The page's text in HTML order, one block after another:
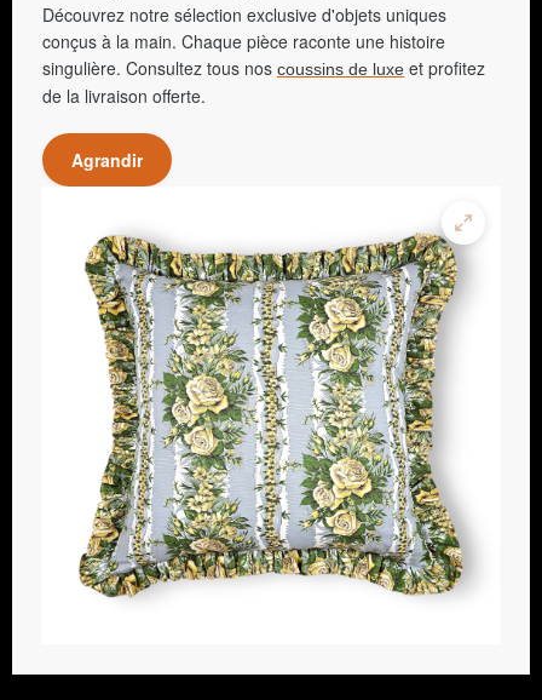
Découvrez notre sélection exclusive d'objets uniques
conçus à la main. Chaque pièce raconte une histoire
singulière. Consultez tous nos coussins de luxe et profitez
de la livraison offerte.
Agrandir